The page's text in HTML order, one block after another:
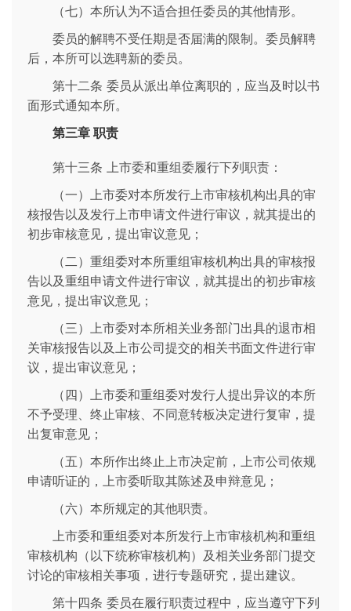
（七）本所认为不适合担任委员的其他情形。
委员的解聘不受任期是否届满的限制。委员解聘
后，本所可以选聘新的委员。
第十二条 委员从派出单位离职的，应当及时以书
面形式通知本所。
第三章 职责
第十三条 上市委和重组委履行下列职责：
（一）上市委对本所发行上市审核机构出具的审
核报告以及发行上市申请文件进行审议，就其提出的
初步审核意见，提出审议意见；
（二）重组委对本所重组审核机构出具的审核报
告以及重组申请文件进行审议，就其提出的初步审核
意见，提出审议意见；
（三）上市委对本所相关业务部门出具的退市相
关审核报告以及上市公司提交的相关书面文件进行审
议，提出审议意见；
（四）上市委和重组委对发行人提出异议的本所
不予受理、终止审核、不同意转板决定进行复审，提
出复审意见；
（五）本所作出终止上市决定前，上市公司依规
申请听证的，上市委听取其陈述及申辩意见；
（六）本所规定的其他职责。
上市委和重组委对本所发行上市审核机构和重组
审核机构（以下统称审核机构）及相关业务部门提交
讨论的审核相关事项，进行专题研究，提出建议。
第十四条 委员在履行职责过程中，应当遵守下列